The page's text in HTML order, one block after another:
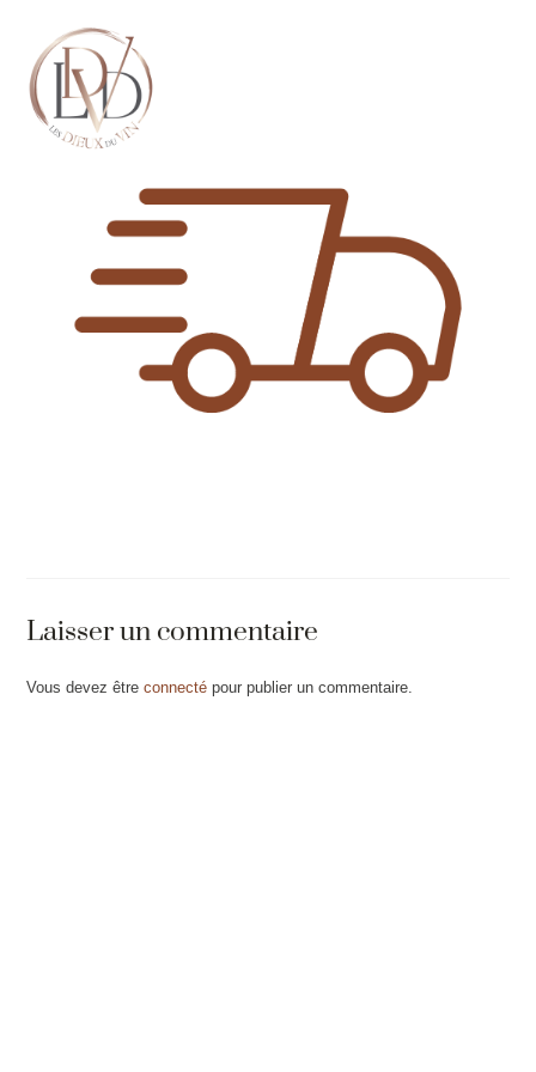
Laisser un commentaire
Vous devez êtreconnecté pour publier un commentaire.